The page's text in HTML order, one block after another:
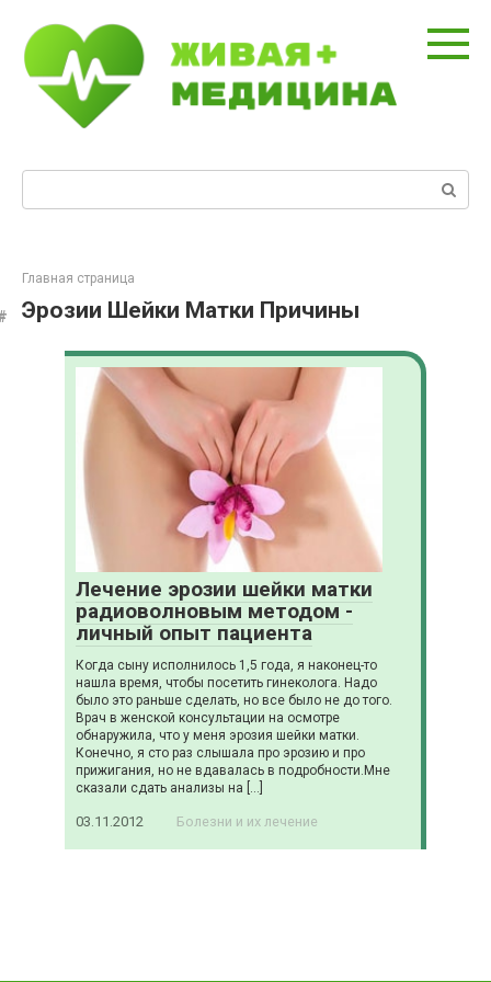
контенту
Главная страница
Эрозии Шейки Матки Причины
Лечение эрозии шейки матки
радиоволновым методом -
личный опыт пациента
Когда сыну исполнилось 1,5 года, я наконец-то
нашла время, чтобы посетить гинеколога. Надо
было это раньше сделать, но все было не до того.
Врач в женской консультации на осмотре
обнаружила, что у меня эрозия шейки матки.
Конечно, я сто раз слышала про эрозию и про
прижигания, но не вдавалась в подробности.Мне
сказали сдать анализы на […]
03.11.2012 Болезни и их лечение